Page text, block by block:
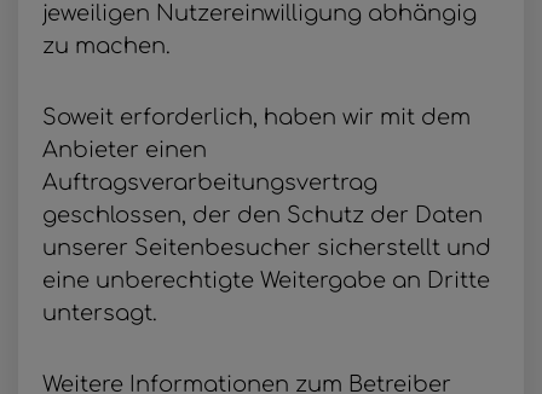
jeweiligen Nutzereinwilligung abhängig
zu machen.
Soweit erforderlich, haben wir mit dem
Anbieter einen
Auftragsverarbeitungsvertrag
geschlossen, der den Schutz der Daten
unserer Seitenbesucher sicherstellt und
eine unberechtigte Weitergabe an Dritte
untersagt.
Weitere Informationen zum Betreiber